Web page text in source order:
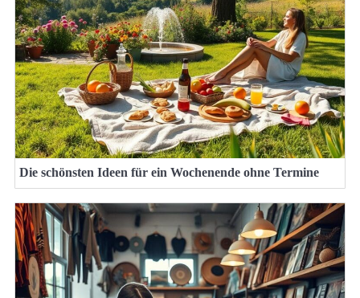
Die schönsten Ideen für ein Wochenende ohne Termine